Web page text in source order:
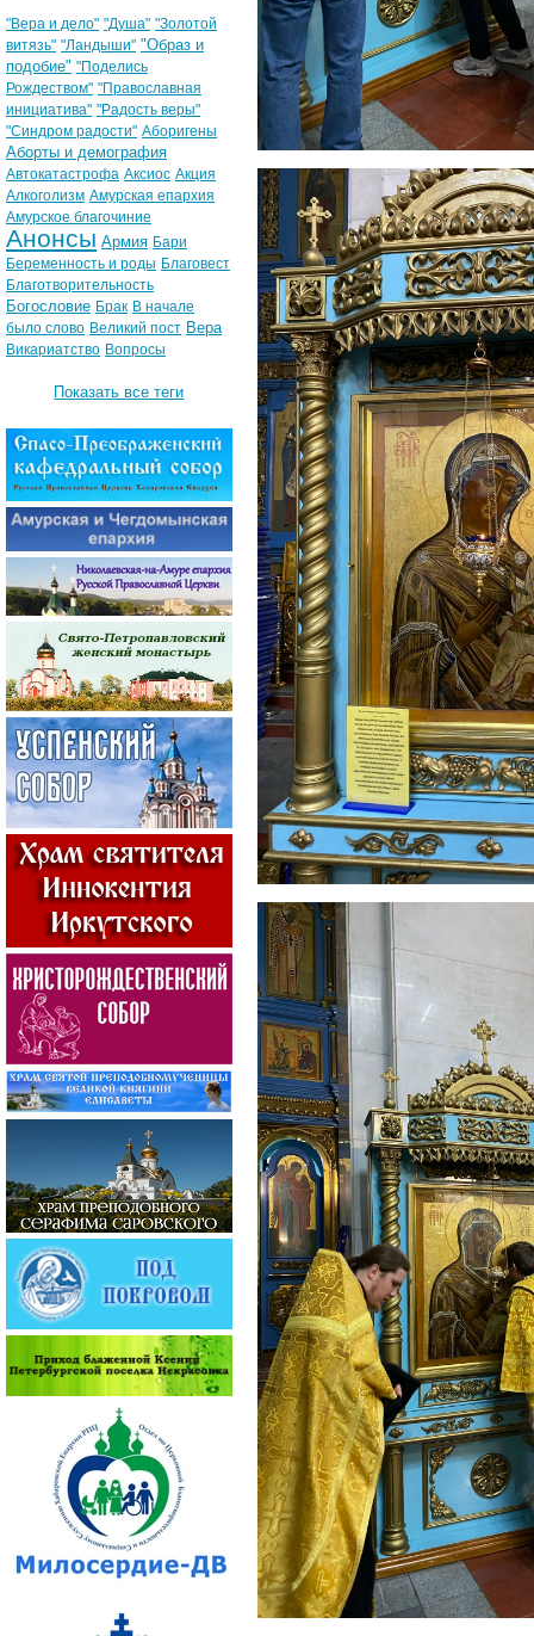
"Вера и дело" "Душа" "Золотой
витязь" "Ландыши" "Образ и
подобие" "Поделись
Рождеством" "Православная
инициатива" "Радость веры"
"Синдром радости" Аборигены
Аборты и демография
Автокатастрофа Аксиос Акция
Алкоголизм Амурская епархия
Амурское благочиние
Анонсы Армия Бари
Беременность и роды Благовест
Благотворительность
Богословие Брак В начале
было слово Великий пост Вера
Викариатство Вопросы
Показать все теги